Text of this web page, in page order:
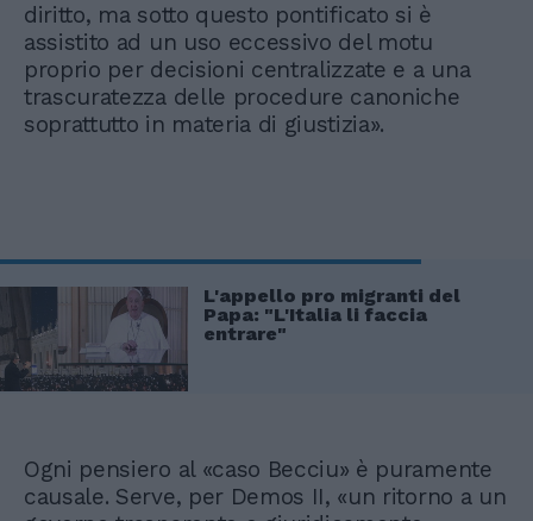
diritto, ma sotto questo pontificato si è
assistito ad un uso eccessivo del motu
proprio per decisioni centralizzate e a una
trascuratezza delle procedure canoniche
soprattutto in materia di giustizia».
L'appello pro migranti del
Papa: "L'Italia li faccia
entrare"
Ogni pensiero al «caso Becciu» è puramente
causale. Serve, per Demos II, «un ritorno a un